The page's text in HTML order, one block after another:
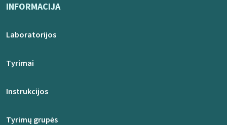
INFORMACIJA
Laboratorijos
Tyrimai
Instrukcijos
Tyrimų grupės